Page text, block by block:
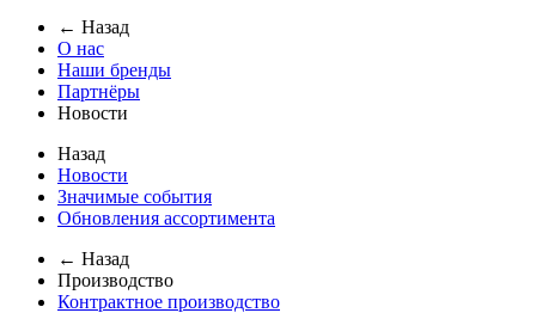
← Назад
О нас
Наши бренды
Партнёры
Новости
Назад
Новости
Значимые события
Обновления ассортимента
← Назад
Производство
Контрактное производство